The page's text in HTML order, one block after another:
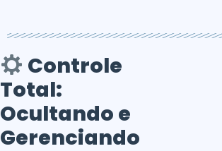
Controle
Total:
Ocultando e
Gerenciando